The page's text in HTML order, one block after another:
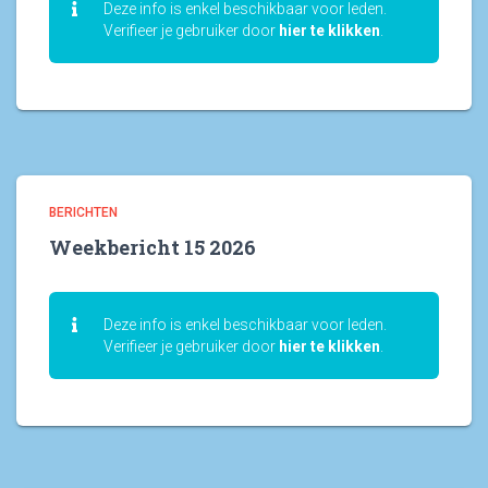
Deze info is enkel beschikbaar voor leden.
Verifieer je gebruiker door hier te klikken
BERICHTEN
Weekbericht 15 2026
Deze info is enkel beschikbaar voor leden.
Verifieer je gebruiker door hier te klikken